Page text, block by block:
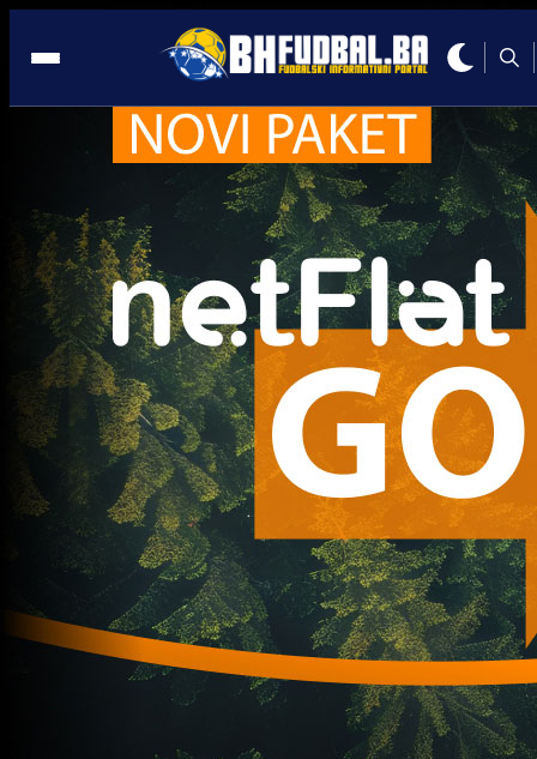
A Selekcija
Gledajte LIVE/UŽIVO utakmicu BiH - Švicarska
(VIDEO)
1 mjesec 2 sedmica